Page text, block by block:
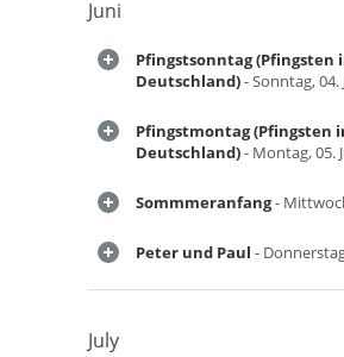
Juni
Pfingstsonntag (Pfingsten
Deutschland)- Sonntag, 04.
Pfingstmontag (Pfingsten
Deutschland)- Montag, 05.
Sommmeranfang-
Peter und Paul -
July